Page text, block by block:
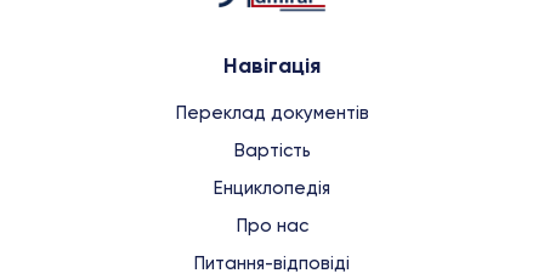
Навігація
Переклад документів
Вартість
Енциклопедія
Про нас
Питання-відповіді